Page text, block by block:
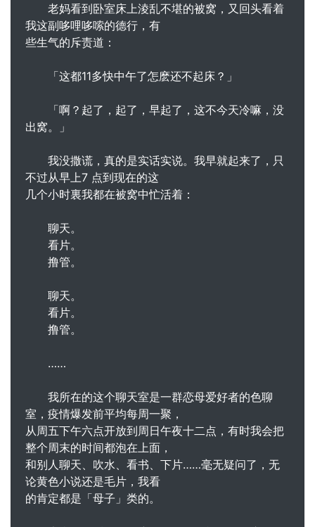
老妈看到卧室床上淩乱不堪的被窝，又回头看着
我这副哆哩哆嗦的德行，有
些生气的斥责道：
「这都11多快中午了怎麽还不起床？」
「啊？起了，起了，早起了，这不今天冷嘛，没
出窝。」
我没撒谎，真的是实话实说。我早就起来了，只
不过从早上7 点到现在的这
几个小时裏我都在被窝中忙活着：
聊天。
看片。
撸管。
聊天。
看片。
撸管。
……
我所在的这个聊天室是一群恋母爱好者的色聊
室，疫情爆发前平均每周一聚，
从周五下午六点开放到周日午夜十二点，有时我会把
整个周末的时间都泡在上面，
和别人聊天、吹水、看书、下片……毫无疑问了，无
论黄色小说还是毛片，我看
的肯定都是「母子」类的。